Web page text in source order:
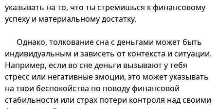
указывать на то, что ты стремишься к финансовому
успеху и материальному достатку.
Однако, толкование сна с деньгами может быть
индивидуальным и зависеть от контекста и ситуации.
Например, если во сне деньги вызывают у тебя
стресс или негативные эмоции, это может указывать
на твои беспокойства по поводу финансовой
стабильности или страх потери контроля над своими